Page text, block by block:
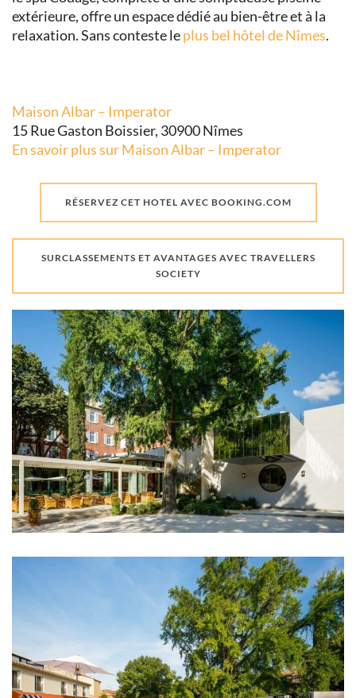
extérieure, offre un espace dédié au bien-être et à la
relaxation. Sans conteste leplus bel hôtel de Nîmes.
Maison Albar – Imperator
15 Rue Gaston Boissier, 30900 Nîmes
En savoir plus sur Maison Albar – Imperator
RÉSERVEZ CET HOTEL AVEC BOOKING.COM
SURCLASSEMENTS ET AVANTAGES AVEC TRAVELLERS
SOCIETY